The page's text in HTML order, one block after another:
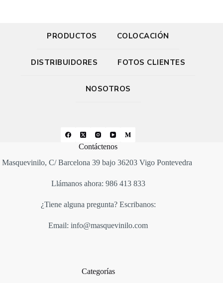
PRODUCTOS COLOCACIÓN
DISTRIBUIDORES FOTOS CLIENTES
NOSOTROS
Contáctenos
Masquevinilo, C/ Barcelona 39 bajo 36203 Vigo Pontevedra
Llámanos ahora: 986 413 833
¿Tiene alguna pregunta? Escribanos:
Email: info@masquevinilo.com
Categorías